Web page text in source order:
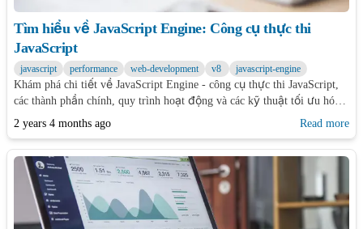
Tìm hiểu về JavaScript Engine: Công cụ thực thi
JavaScript
javascript performance web-development v8 javascript-engine
Khám phá chi tiết về JavaScript Engine - công cụ thực thi JavaScript,
các thành phần chính, quy trình hoạt động và các kỹ thuật tối ưu hóa
hiệu suất.
2 years 4 months ago Read more